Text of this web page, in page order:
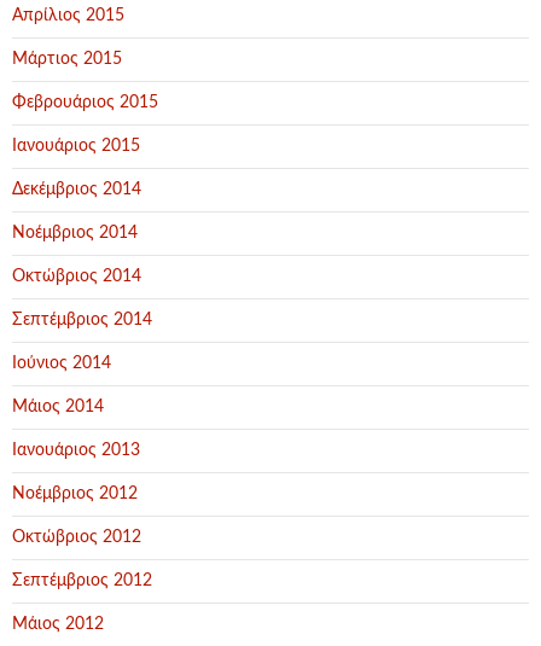
Απρίλιος 2015
Μάρτιος 2015
Φεβρουάριος 2015
Ιανουάριος 2015
Δεκέμβριος 2014
Νοέμβριος 2014
Οκτώβριος 2014
Σεπτέμβριος 2014
Ιούνιος 2014
Μάιος 2014
Ιανουάριος 2013
Νοέμβριος 2012
Οκτώβριος 2012
Σεπτέμβριος 2012
Μάιος 2012